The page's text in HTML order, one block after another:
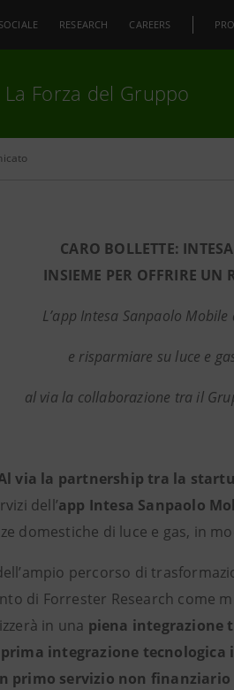
SOCIALE RESEARCH CAREERS
La Forza del Gruppo
CARO BOLLETTE:
INSIEME PER OFFRIRE UN
L’app Intesa Sanpaolo
e risparmiare su luce e
al via la collaborazione tra il
via la partnership tra la
dell’app Intesa Sanpaolo
domestiche di luce e gas, in
percorso di
di Forrester Research come
in una piena integrazione
integrazione
primo servizio non